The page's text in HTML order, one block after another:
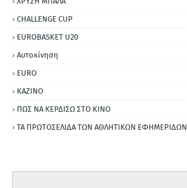
CHALLENGE CUP
EUROBASKET U20
Αυτοκίνηση
ΕURO
ΚΑΖΙΝΟ
ΠΩΣ ΝΑ ΚΕΡΔΙΣΩ ΣΤΟ ΚΙΝΟ
ΤΑ ΠΡΩΤΟΣΕΛΙΔΑ ΤΩΝ ΑΘΛΗΤΙΚΩΝ ΕΦΗΜΕΡΙΔΩΝ